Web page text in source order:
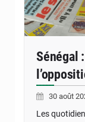
Sénégal
30 août
Les